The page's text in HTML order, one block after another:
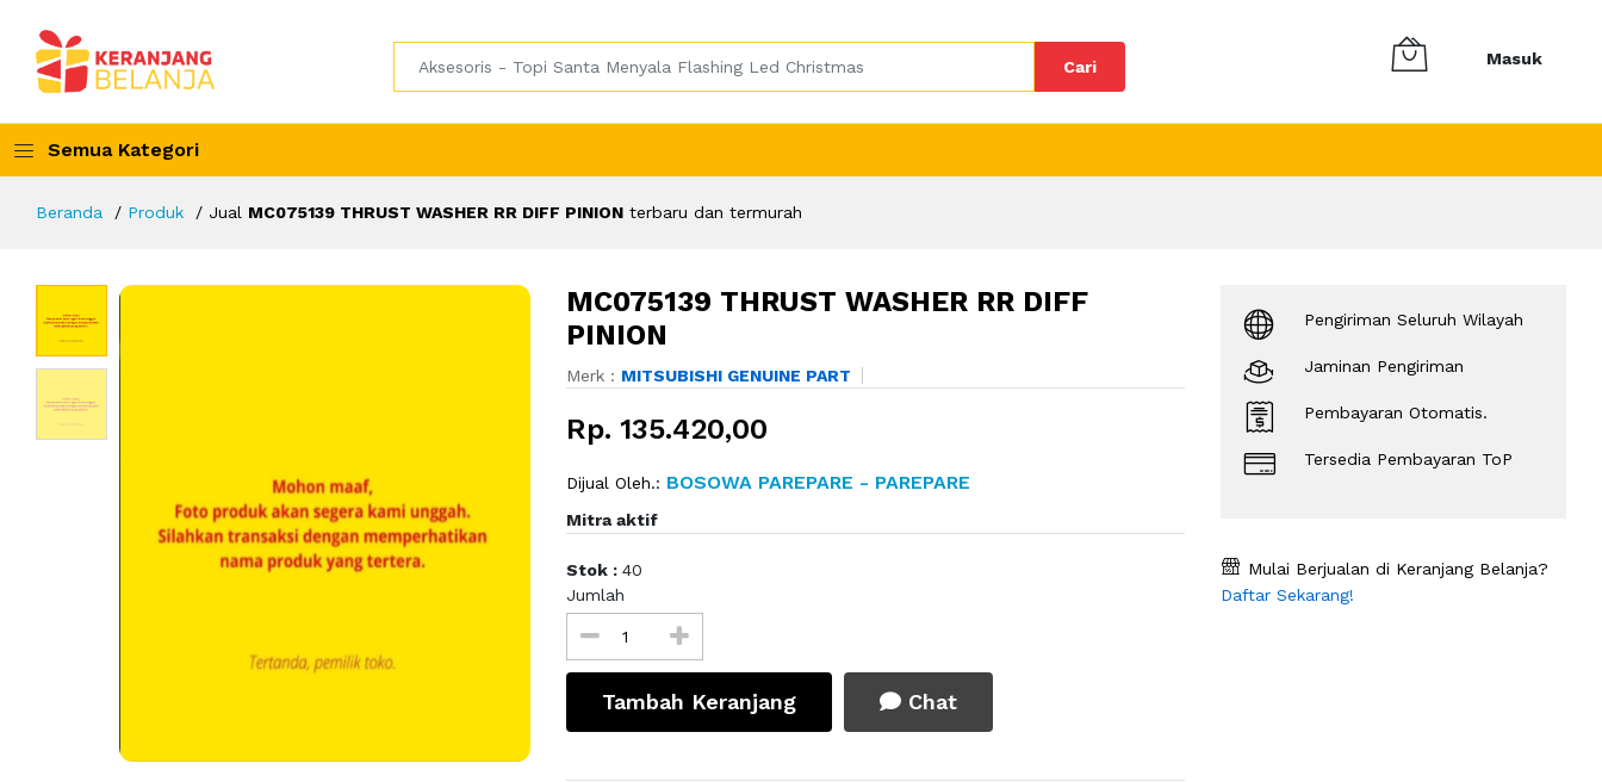
Cari Masuk
Semua Kategori
Beranda Produk Jual MC075139 THRUST WASHER RR DIFF PINION terbaru dan termurah
MC075139 THRUST WASHER RR DIFF
PINION
Merk : MITSUBISHI GENUINE PART
Rp. 135.420,00
Dijual Oleh.: BOSOWA PAREPARE - PAREPARE
Mitra aktif
Stok : 40
Jumlah
Tambah Keranjang Chat
Pengiriman Seluruh Wilayah
Jaminan Pengiriman
Pembayaran Otomatis.
Tersedia Pembayaran ToP
Mulai Berjualan di Keranjang Belanja?
Daftar Sekarang!